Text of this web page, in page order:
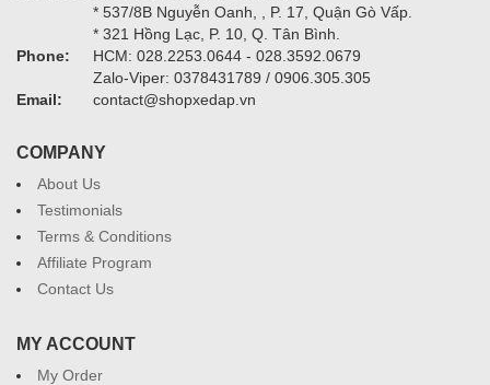
* 537/8B Nguyễn Oanh, , P. 17, Quận Gò Vấp.
* 321 Hồng Lạc, P. 10, Q. Tân Bình.
Phone:
HCM: 028.2253.0644 - 028.3592.0679
Zalo-Viper: 0378431789 / 0906.305.305
Email:
contact@shopxedap.vn
COMPANY
About Us
Testimonials
Terms & Conditions
Affiliate Program
Contact Us
MY ACCOUNT
My Order